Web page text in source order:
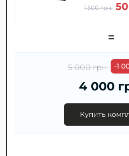
1 500 грн.
=
5 000 грн. -1
4 000
Купить